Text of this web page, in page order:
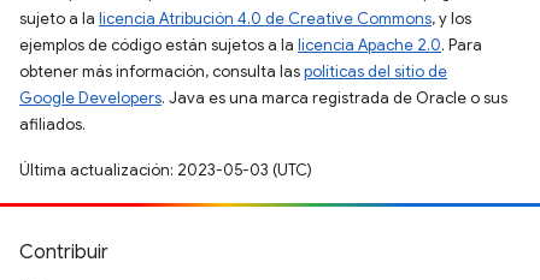
sujeto a la licencia Atribución 4.0 de Creative Commons, y los
ejemplos de código están sujetos a la licencia Apache 2.0. Para
obtener más información, consulta laspolíticas del sitio de
Google Developers. Java es una marca registrada de Oracle o sus
afiliados.
Última actualización: 2023-05-03 (UTC)
Contribuir